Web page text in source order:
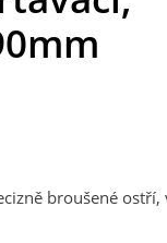
broušené ostří,